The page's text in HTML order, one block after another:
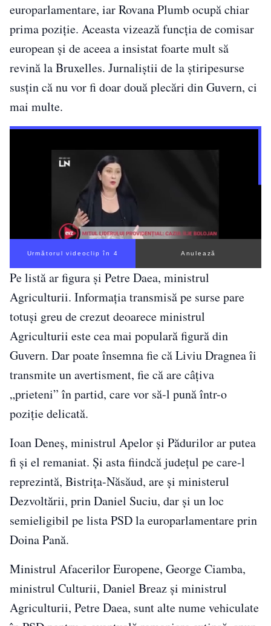
europarlamentare, iar Rovana Plumb ocupă chiar
prima poziție. Aceasta vizează funcția de comisar
european și de aceea a insistat foarte mult să
revină la Bruxelles. Jurnaliștii de la știripesurse
susțin că nu vor fi doar două plecări din Guvern, ci
mai multe.
Următorul videoclip în 3 Anulează
Pe listă ar figura și Petre Daea, ministrul
Agriculturii. Informația transmisă pe surse pare
totuși greu de crezut deoarece ministrul
Agriculturii este cea mai populară figură din
Guvern. Dar poate însemna fie că Liviu Dragnea îi
transmite un avertisment, fie că are câțiva
„prieteni” în partid, care vor să-l pună într-o
poziție delicată.
Ioan Deneș, ministrul Apelor și Pădurilor ar putea
fi și el remaniat. Și asta fiindcă județul pe care-l
reprezintă, Bistrița-Năsăud, are și ministerul
Dezvoltării, prin Daniel Suciu, dar și un loc
semieligibil pe lista PSD la europarlamentare prin
Doina Pană.
Ministrul Afacerilor Europene, George Ciamba,
ministrul Culturii, Daniel Breaz și ministrul
Agriculturii, Petre Daea, sunt alte nume vehiculate